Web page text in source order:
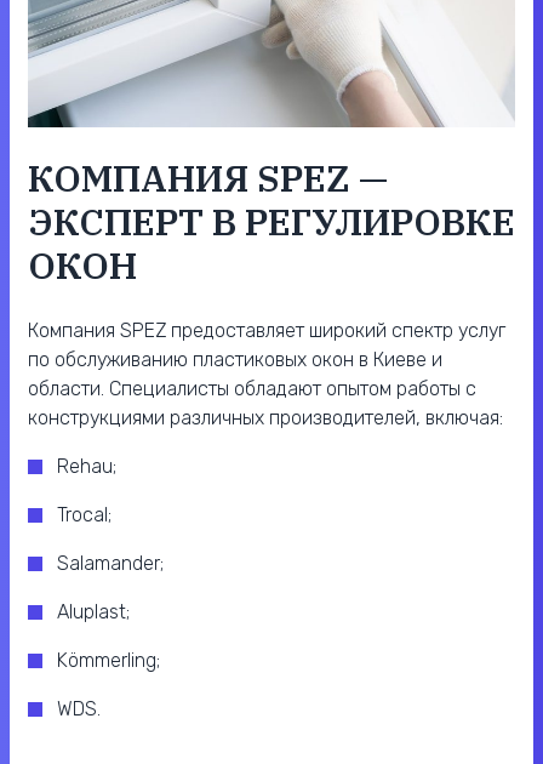
КОМПАНИЯ SPEZ —
ЭКСПЕРТ В РЕГУЛИРОВКЕ
ОКОН
Компания SPEZ предоставляет широкий спектр услуг
по обслуживанию пластиковых окон в Киеве и
области. Специалисты обладают опытом работы с
конструкциями различных производителей, включая:
Rehau;
Trocal;
Salamander;
Aluplast;
Kömmerling;
WDS.